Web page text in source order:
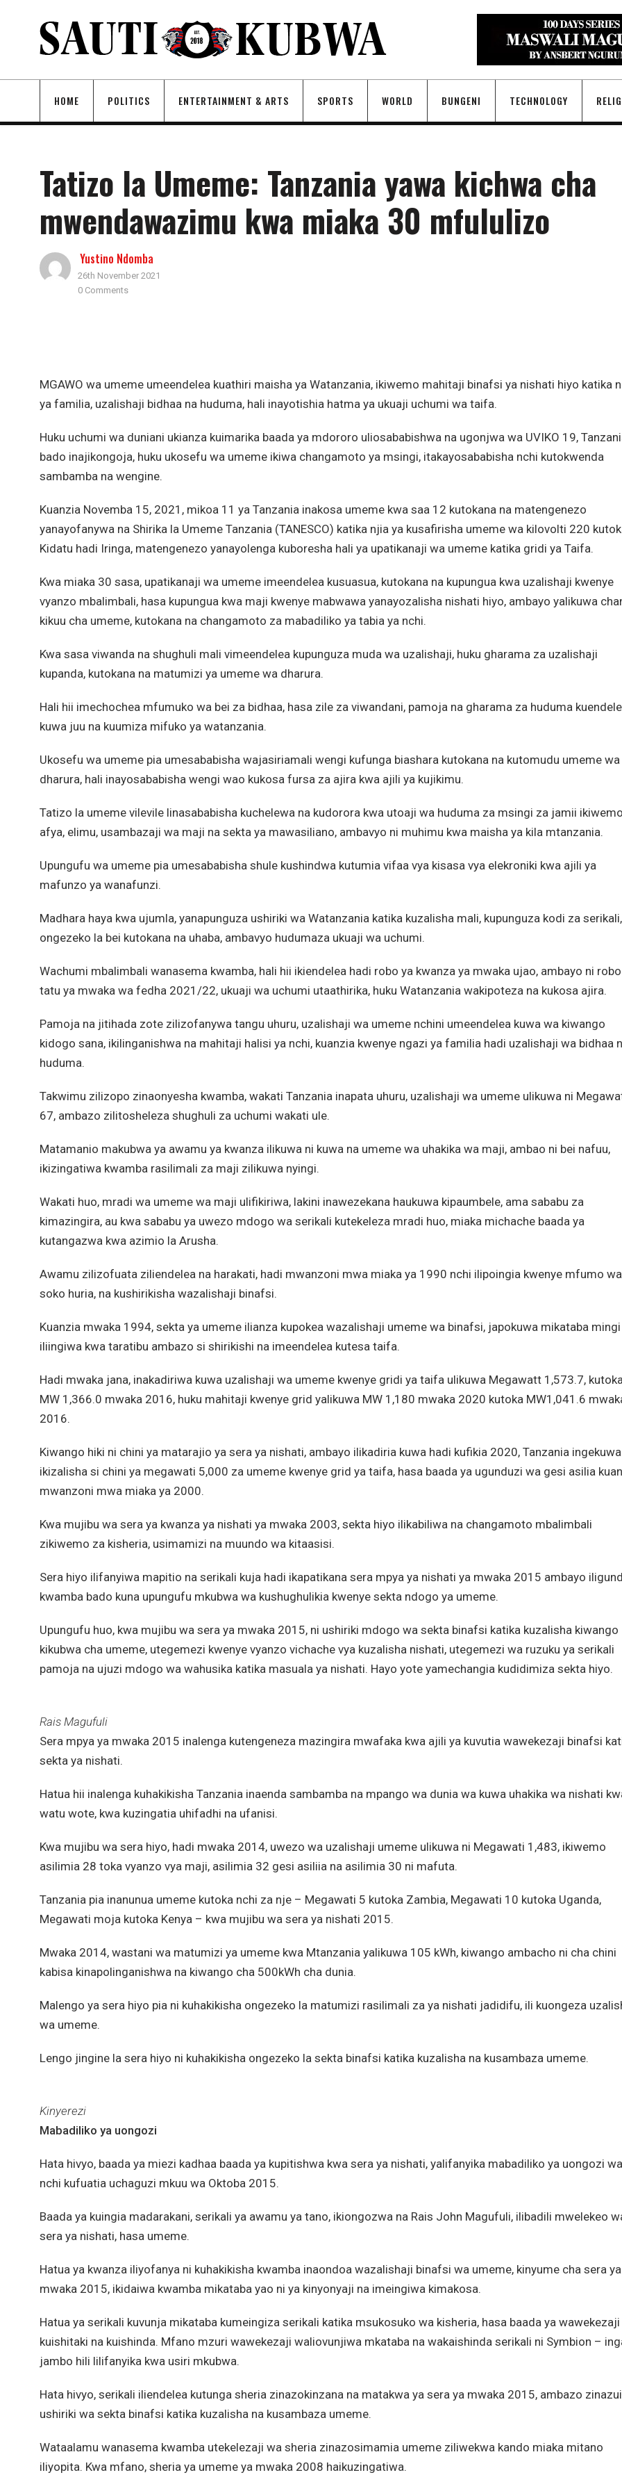
HOME POLITICS ENTERTAINMENT & ARTS SPORTS WORLD BUNGENI TECHNOLOGY
Tatizo la Umeme: Tanzania yawa kichwa cha
mwendawazimu kwa miaka 30 mfululizo
Yustino Ndomba
26th November 2021
0 Comments
MGAWO wa umeme umeendelea kuathiri maisha ya Watanzania, ikiwemo mahitaji binafsi ya nishati hiyo katika
ya familia, uzalishaji bidhaa na huduma, hali inayotishia hatma ya ukuaji uchumi wa taifa.
Huku uchumi wa duniani ukianza kuimarika baada ya mdororo uliosababishwa na ugonjwa wa UVIKO 19,
bado inajikongoja, huku ukosefu wa umeme ikiwa changamoto ya msingi, itakayosababisha nchi kutokwenda
sambamba na wengine.
Kuanzia Novemba 15, 2021, mikoa 11 ya Tanzania inakosa umeme kwa saa 12 kutokana na matengenezo
yanayofanywa na Shirika la Umeme Tanzania (TANESCO) katika njia ya kusafirisha umeme wa kilovolti 220
Kidatu hadi Iringa, matengenezo yanayolenga kuboresha hali ya upatikanaji wa umeme katika gridi ya Taifa.
Kwa miaka 30 sasa, upatikanaji wa umeme imeendelea kusuasua, kutokana na kupungua kwa uzalishaji kwenye
vyanzo mbalimbali, hasa kupungua kwa maji kwenye mabwawa yanayozalisha nishati hiyo, ambayo yalikuwa
kikuu cha umeme, kutokana na changamoto za mabadiliko ya tabia ya nchi.
Kwa sasa viwanda na shughuli mali vimeendelea kupunguza muda wa uzalishaji, huku gharama za uzalishaji
kupanda, kutokana na matumizi ya umeme wa dharura.
Hali hii imechochea mfumuko wa bei za bidhaa, hasa zile za viwandani, pamoja na gharama za huduma
kuwa juu na kuumiza mifuko ya watanzania.
Ukosefu wa umeme pia umesababisha wajasiriamali wengi kufunga biashara kutokana na kutomudu umeme wa
dharura, hali inayosababisha wengi wao kukosa fursa za ajira kwa ajili ya kujikimu.
Tatizo la umeme vilevile linasababisha kuchelewa na kudorora kwa utoaji wa huduma za msingi za jamii ikiwemo
afya, elimu, usambazaji wa maji na sekta ya mawasiliano, ambavyo ni muhimu kwa maisha ya kila mtanzania.
Upungufu wa umeme pia umesababisha shule kushindwa kutumia vifaa vya kisasa vya elekroniki kwa ajili ya
mafunzo ya wanafunzi.
Madhara haya kwa ujumla, yanapunguza ushiriki wa Watanzania katika kuzalisha mali, kupunguza kodi za serikali,
ongezeko la bei kutokana na uhaba, ambavyo hudumaza ukuaji wa uchumi.
Wachumi mbalimbali wanasema kwamba, hali hii ikiendelea hadi robo ya kwanza ya mwaka ujao, ambayo ni
tatu ya mwaka wa fedha 2021/22, ukuaji wa uchumi utaathirika, huku Watanzania wakipoteza na kukosa ajira.
Pamoja na jitihada zote zilizofanywa tangu uhuru, uzalishaji wa umeme nchini umeendelea kuwa wa kiwango
kidogo sana, ikilinganishwa na mahitaji halisi ya nchi, kuanzia kwenye ngazi ya familia hadi uzalishaji wa bidhaa
huduma.
Takwimu zilizopo zinaonyesha kwamba, wakati Tanzania inapata uhuru, uzalishaji wa umeme ulikuwa ni
67, ambazo zilitosheleza shughuli za uchumi wakati ule.
Matamanio makubwa ya awamu ya kwanza ilikuwa ni kuwa na umeme wa uhakika wa maji, ambao ni bei nafuu,
ikizingatiwa kwamba rasilimali za maji zilikuwa nyingi.
Wakati huo, mradi wa umeme wa maji ulifikiriwa, lakini inawezekana haukuwa kipaumbele, ama sababu za
kimazingira, au kwa sababu ya uwezo mdogo wa serikali kutekeleza mradi huo, miaka michache baada ya
kutangazwa kwa azimio la Arusha.
Awamu zilizofuata ziliendelea na harakati, hadi mwanzoni mwa miaka ya 1990 nchi ilipoingia kwenye mfumo wa
soko huria, na kushirikisha wazalishaji binafsi.
Kuanzia mwaka 1994, sekta ya umeme ilianza kupokea wazalishaji umeme wa binafsi, japokuwa mikataba mingi
iliingiwa kwa taratibu ambazo si shirikishi na imeendelea kutesa taifa.
Hadi mwaka jana, inakadiriwa kuwa uzalishaji wa umeme kwenye gridi ya taifa ulikuwa Megawatt 1,573.7,
MW 1,366.0 mwaka 2016, huku mahitaji kwenye grid yalikuwa MW 1,180 mwaka 2020 kutoka MW1,041.6
2016.
Kiwango hiki ni chini ya matarajio ya sera ya nishati, ambayo ilikadiria kuwa hadi kufikia 2020, Tanzania ingekuwa
ikizalisha si chini ya megawati 5,000 za umeme kwenye grid ya taifa, hasa baada ya ugunduzi wa gesi asilia
mwanzoni mwa miaka ya 2000.
Kwa mujibu wa sera ya kwanza ya nishati ya mwaka 2003, sekta hiyo ilikabiliwa na changamoto mbalimbali
zikiwemo za kisheria, usimamizi na muundo wa kitaasisi.
Sera hiyo ilifanyiwa mapitio na serikali kuja hadi ikapatikana sera mpya ya nishati ya mwaka 2015 ambayo
kwamba bado kuna upungufu mkubwa wa kushughulikia kwenye sekta ndogo ya umeme.
Upungufu huo, kwa mujibu wa sera ya mwaka 2015, ni ushiriki mdogo wa sekta binafsi katika kuzalisha kiwango
kikubwa cha umeme, utegemezi kwenye vyanzo vichache vya kuzalisha nishati, utegemezi wa ruzuku ya serikali
pamoja na ujuzi mdogo wa wahusika katika masuala ya nishati. Hayo yote yamechangia kudidimiza sekta hiyo.
Rais Magufuli
Sera mpya ya mwaka 2015 inalenga kutengeneza mazingira mwafaka kwa ajili ya kuvutia wawekezaji binafsi
sekta ya nishati.
Hatua hii inalenga kuhakikisha Tanzania inaenda sambamba na mpango wa dunia wa kuwa uhakika wa nishati
watu wote, kwa kuzingatia uhifadhi na ufanisi.
Kwa mujibu wa sera hiyo, hadi mwaka 2014, uwezo wa uzalishaji umeme ulikuwa ni Megawati 1,483, ikiwemo
asilimia 28 toka vyanzo vya maji, asilimia 32 gesi asiliia na asilimia 30 ni mafuta.
Tanzania pia inanunua umeme kutoka nchi za nje – Megawati 5 kutoka Zambia, Megawati 10 kutoka Uganda,
Megawati moja kutoka Kenya – kwa mujibu wa sera ya nishati 2015.
Mwaka 2014, wastani wa matumizi ya umeme kwa Mtanzania yalikuwa 105 kWh, kiwango ambacho ni cha chini
kabisa kinapolinganishwa na kiwango cha 500kWh cha dunia.
Malengo ya sera hiyo pia ni kuhakikisha ongezeko la matumizi rasilimali za ya nishati jadidifu, ili kuongeza
wa umeme.
Lengo jingine la sera hiyo ni kuhakikisha ongezeko la sekta binafsi katika kuzalisha na kusambaza umeme.
Kinyerezi
Mabadiliko ya uongozi
Hata hivyo, baada ya miezi kadhaa baada ya kupitishwa kwa sera ya nishati, yalifanyika mabadiliko ya uongozi wa
nchi kufuatia uchaguzi mkuu wa Oktoba 2015.
Baada ya kuingia madarakani, serikali ya awamu ya tano, ikiongozwa na Rais John Magufuli, ilibadili mwelekeo
sera ya nishati, hasa umeme.
Hatua ya kwanza iliyofanya ni kuhakikisha kwamba inaondoa wazalishaji binafsi wa umeme, kinyume cha sera ya
mwaka 2015, ikidaiwa kwamba mikataba yao ni ya kinyonyaji na imeingiwa kimakosa.
Hatua ya serikali kuvunja mikataba kumeingiza serikali katika msukosuko wa kisheria, hasa baada ya wawekezaji
kuishitaki na kuishinda. Mfano mzuri wawekezaji waliovunjiwa mkataba na wakaishinda serikali ni Symbion –
jambo hili lilifanyika kwa usiri mkubwa.
Hata hivyo, serikali iliendelea kutunga sheria zinazokinzana na matakwa ya sera ya mwaka 2015, ambazo
ushiriki wa sekta binafsi katika kuzalisha na kusambaza umeme.
Wataalamu wanasema kwamba utekelezaji wa sheria zinazosimamia umeme ziliwekwa kando miaka mitano
iliyopita. Kwa mfano, sheria ya umeme ya mwaka 2008 haikuzingatiwa.